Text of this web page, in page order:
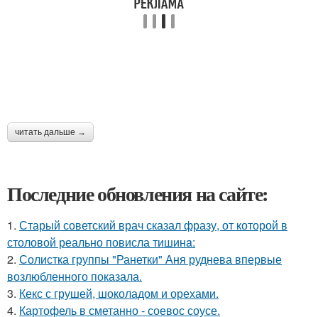
читать дальше →
Последние обновления на сайте:
1. Старый советский врач сказал фразу, от которой в
столовой реально повисла тишинa:
2. Солистка группы "Ранетки" Аня руднева впервые
возлюбленного показала.
3. Кекс с грушей, шоколадом и орехами.
4. Картофель в сметанно - соевос соусе.